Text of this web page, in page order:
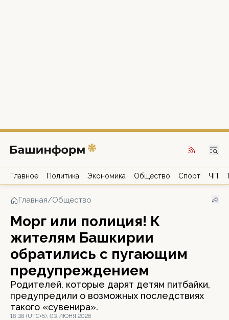
Главное Политика Экономика Общество Спорт ЧП
Главная/Общество
Морг или полиция! К
жителям Башкирии
обратились с пугающим
предупреждением
Родителей, которые дарят детям питбайки,
предупредили о возможных последствиях
такого «сувенира».
16:38 (UTC+5), 03 ИЮНЯ 2026